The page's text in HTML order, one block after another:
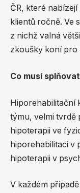
ČR, které
klientů ročně. Ve
z nichž valná
zkoušky koní pro
Co musí
Hiporehabilitační
týmu, velmi tvrdě
hipoterapii ve
hiporehabilitaci v
hipoterapii v
V každém